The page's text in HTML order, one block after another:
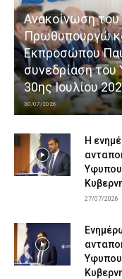
Ανακοίνωση
Πρωθυπουργώ
Εκπροσώπου
συνεδρίαση του
30ης Ιουλίου
30/07/2026
Η
27/07/2026